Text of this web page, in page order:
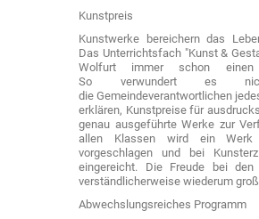
Kunstpreis
Kunstwerke bereichern das
Das Unterrichtsfach "Kunst &
Wolfurt immer schon einen
So verwundert es
die Gemeindeverantwortlichen
erklären, Kunstpreise für
genau ausgeführte Werke zur
allen Klassen wird ein
vorgeschlagen und bei
eingereicht. Die Freude bei den
verständlicherweise wiederum
Abwechslungsreiches Programm